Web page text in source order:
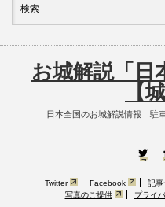
お城解説「日
【
日本全国のお城解説情報 駐
RSS
Twitter Facebook 記事
写真のご提供
プライ